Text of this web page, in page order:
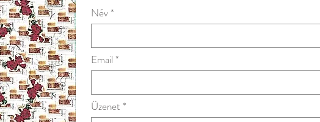
Név
Email
Üzenet